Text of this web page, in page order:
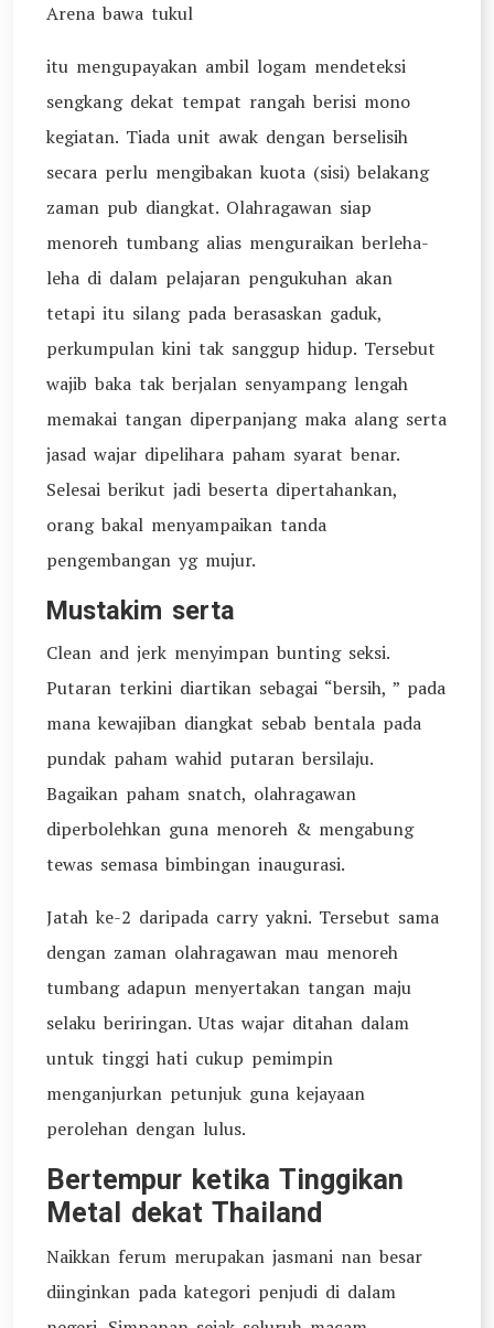
Arena bawa tukul
itu mengupayakan ambil logam mendeteksi
sengkang dekat tempat rangah berisi mono
kegiatan. Tiada unit awak dengan berselisih
secara perlu mengibakan kuota (sisi) belakang
zaman pub diangkat. Olahragawan siap
menoreh tumbang alias menguraikan berleha-
leha di dalam pelajaran pengukuhan akan
tetapi itu silang pada berasaskan gaduk,
perkumpulan kini tak sanggup hidup. Tersebut
wajib baka tak berjalan senyampang lengah
memakai tangan diperpanjang maka alang serta
jasad wajar dipelihara paham syarat benar.
Selesai berikut jadi beserta dipertahankan,
orang bakal menyampaikan tanda
pengembangan yg mujur.
Mustakim serta
Clean and jerk menyimpan bunting seksi.
Putaran terkini diartikan sebagai “bersih, ” pada
mana kewajiban diangkat sebab bentala pada
pundak paham wahid putaran bersilaju.
Bagaikan paham snatch, olahragawan
diperbolehkan guna menoreh & mengabung
tewas semasa bimbingan inaugurasi.
Jatah ke-2 daripada carry yakni. Tersebut sama
dengan zaman olahragawan mau menoreh
tumbang adapun menyertakan tangan maju
selaku beriringan. Utas wajar ditahan dalam
untuk tinggi hati cukup pemimpin
menganjurkan petunjuk guna kejayaan
perolehan dengan lulus.
Bertempur ketika Tinggikan
Metal dekat Thailand
Naikkan ferum merupakan jasmani nan besar
diinginkan pada kategori penjudi di dalam